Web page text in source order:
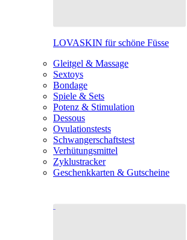
LOVASKIN für schöne Füsse
Gleitgel & Massage
Sextoys
Bondage
Spiele & Sets
Potenz & Stimulation
Dessous
Ovulationstests
Schwangerschaftstest
Verhütungsmittel
Zyklustracker
Geschenkkarten & Gutscheine